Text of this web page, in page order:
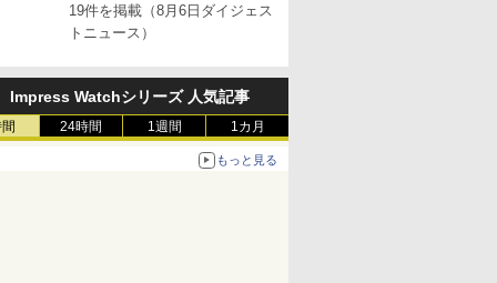
19件を掲載（8月6日ダイジェス
トニュース）
Impress Watchシリーズ 人気記事
24時間 1週間 1カ月
もっと見る